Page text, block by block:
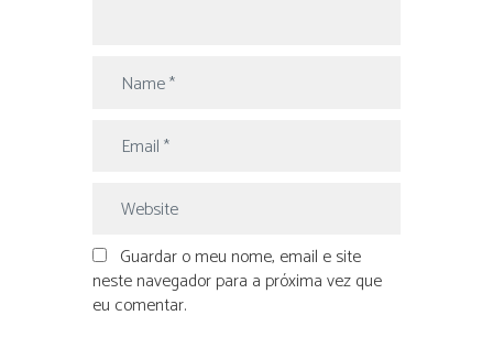
Guardar o meu nome, email e site
neste navegador para a próxima vez que
eu comentar.